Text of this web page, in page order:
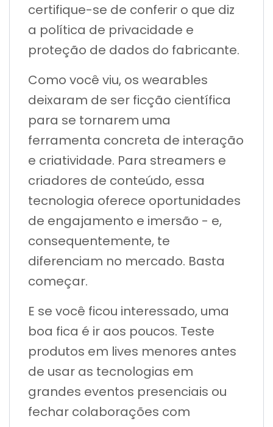
certifique-se de conferir o que diz
a política de privacidade e
proteção de dados do fabricante.
Como você viu, os wearables
deixaram de ser ficção científica
para se tornarem uma
ferramenta concreta de interação
e criatividade. Para streamers e
criadores de conteúdo, essa
tecnologia oferece oportunidades
de engajamento e imersão - e,
consequentemente, te
diferenciam no mercado. Basta
começar.
E se você ficou interessado, uma
boa fica é ir aos poucos. Teste
produtos em lives menores antes
de usar as tecnologias em
grandes eventos presenciais ou
fechar colaborações com